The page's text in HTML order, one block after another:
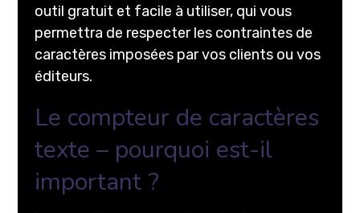
outil gratuit et facile à utiliser, qui vous
permettra de respecter les contraintes de
caractères imposées par vos clients ou vos
éditeurs.
Le compteur de caractères
texte – pourquoi est-il
important ?